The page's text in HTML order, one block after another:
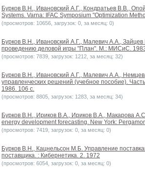
Бурков B.H., Ивановский А.Г., Кондратьев В.В.,
Systems. Varna: IFAC Symposium "Optimization
(просмотров: 10656, загрузок: 0, за месяц: 0)
Бурков B.H., Ивановский А.Г., Малевич А.А.,
проведению деловой игры "План". М.: МИСиС.
(просмотров: 7839, загрузок: 1212, за месяц: 32)
Бурков B.H., Ивановский А.Г., Малевич А.А.,
управленческих решений (учебное пособие).
1986. 106 с.
(просмотров: 8805, загрузок: 1283, за месяц: 34)
Бурков B.H., Ириков В.А., Ириков В.А., Макарова
energy development forecasting. New York:
(просмотров: 7419, загрузок: 0, за месяц: 0)
Бурков B.H., Кацнельсон М.Б. Управление
поставщика. : Кибернетика. 2. 1972
(просмотров: 6054, загрузок: 0, за месяц: 0)